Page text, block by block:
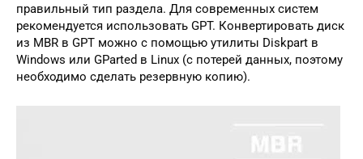
правильный тип раздела. Для современных систем
рекомендуется использовать GPT. Конвертировать диск
из MBR в GPT можно с помощью утилиты Diskpart в
Windows или GParted в Linux (с потерей данных, поэтому
необходимо сделать резервную копию).